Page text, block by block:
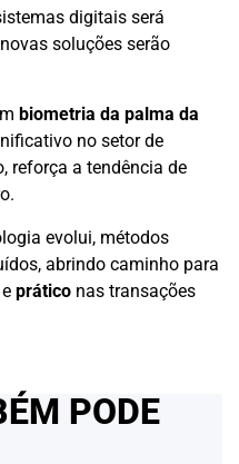
digitais será
soluções serão
biometria da palma da
no setor de
reforça a tendência de
evolui, métodos
abrindo caminho para
e prático nas transações
PODE